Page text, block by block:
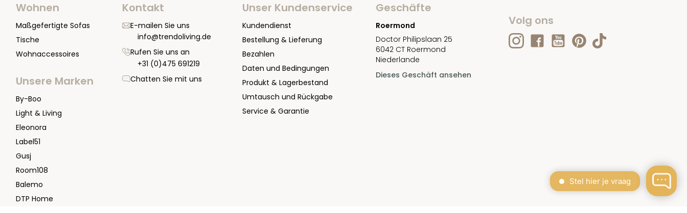
Wohnen
Maßgefertigte Sofas
Tische
Wohnaccessoires
Unsere Marken
By-Boo
Light & Living
Eleonora
Label51
Gusj
Room108
Balemo
DTP Home
Kontakt
E-mailen Sie uns
info@trendoliving.de
Rufen Sie uns an
+31 (0)475 691219
Chatten Sie mit uns
Unser Kundenservice
Kundendienst
Bestellung & Lieferung
Bezahlen
Daten und Bedingungen
Produkt & Lagerbestand
Umtausch und Rückgabe
Service & Garantie
Geschäfte
Roermond
Doctor Philipslaan 25
6042 CT Roermond
Niederlande
Dieses Geschäft ansehen
Volg ons